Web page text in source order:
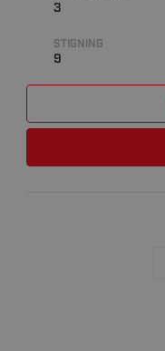
3
STIGNING
9